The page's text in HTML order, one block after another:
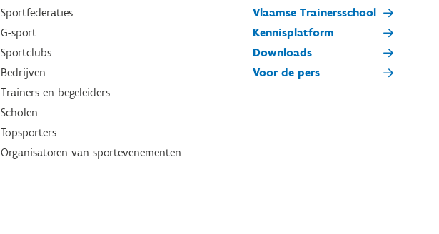
Sportfederaties
G-sport
Sportclubs
Bedrijven
Trainers en begeleiders
Scholen
Topsporters
Organisatoren van sportevenementen
Vlaamse Trainersschool
Kennisplatform
Downloads
Voor de pers